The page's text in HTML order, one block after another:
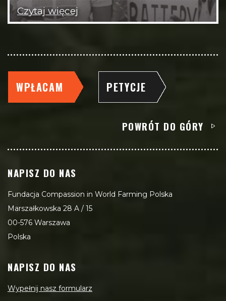
Czytaj więcej
WPŁACAM PETYCJE
POWRÓT DO GÓRY
NAPISZ DO NAS
Fundacja Compassion in World Farming Polska
Marszałkowska 28 A / 15
00-576 Warszawa
Polska
NAPISZ DO NAS
Wypełnij nasz formularz